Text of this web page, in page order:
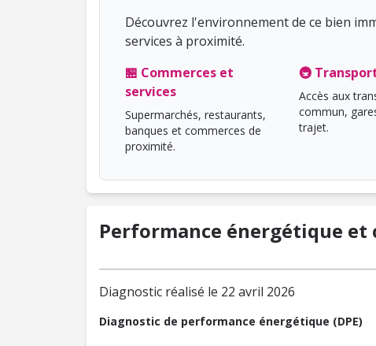
Découvrez l'environnement de ce bien
services à proximité.
🏪 Commerces et
services
Supermarchés, restaurants,
banques et commerces de
proximité.
🚇
Accès aux
commun,
trajet.
Performance énergétique
Diagnostic réalisé le 22 avril 2026
Diagnostic de performance énergétique (DPE)